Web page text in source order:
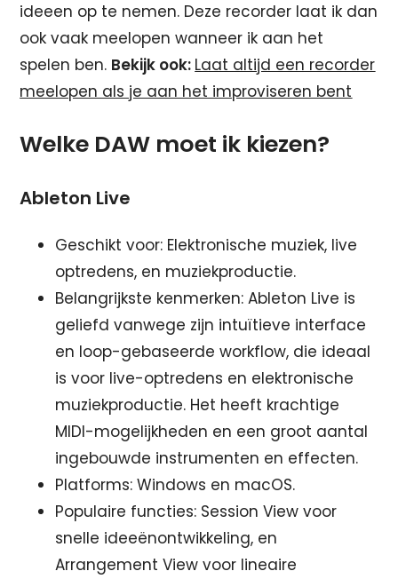
ideeen op te nemen. Deze recorder laat ik dan
ook vaak meelopen wanneer ik aan het
spelen ben. Bekijk ook: Laat altijd een recorder
meelopen als je aan het improviseren bent
Welke DAW moet ik kiezen?
Ableton Live
Geschikt voor: Elektronische muziek, live
optredens, en muziekproductie.
Belangrijkste kenmerken: Ableton Live is
geliefd vanwege zijn intuïtieve interface
en loop-gebaseerde workflow, die ideaal
is voor live-optredens en elektronische
muziekproductie. Het heeft krachtige
MIDI-mogelijkheden en een groot aantal
ingebouwde instrumenten en effecten.
Platforms: Windows en macOS.
Populaire functies: Session View voor
snelle ideeënontwikkeling, en
Arrangement View voor lineaire